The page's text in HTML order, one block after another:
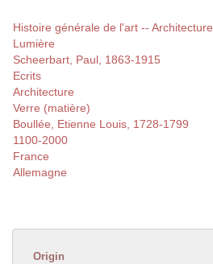
Histoire générale de l'art -- Architecture
Lumière
Scheerbart, Paul, 1863-1915
Ecrits
Architecture
Verre (matière)
Boullée, Etienne Louis, 1728-1799
1100-2000
France
Allemagne
Origin